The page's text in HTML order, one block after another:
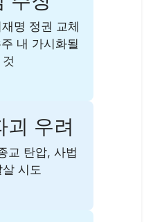
재명 정권 교체
내 가시화될
것
괴 우려
교 탄압, 사법
살 시도